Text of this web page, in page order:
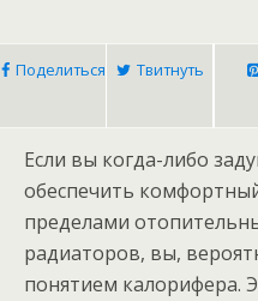
Поделиться Твитнуть
Если вы когда-либо
обеспечить
пределами
радиаторов, вы,
понятием калорифера.